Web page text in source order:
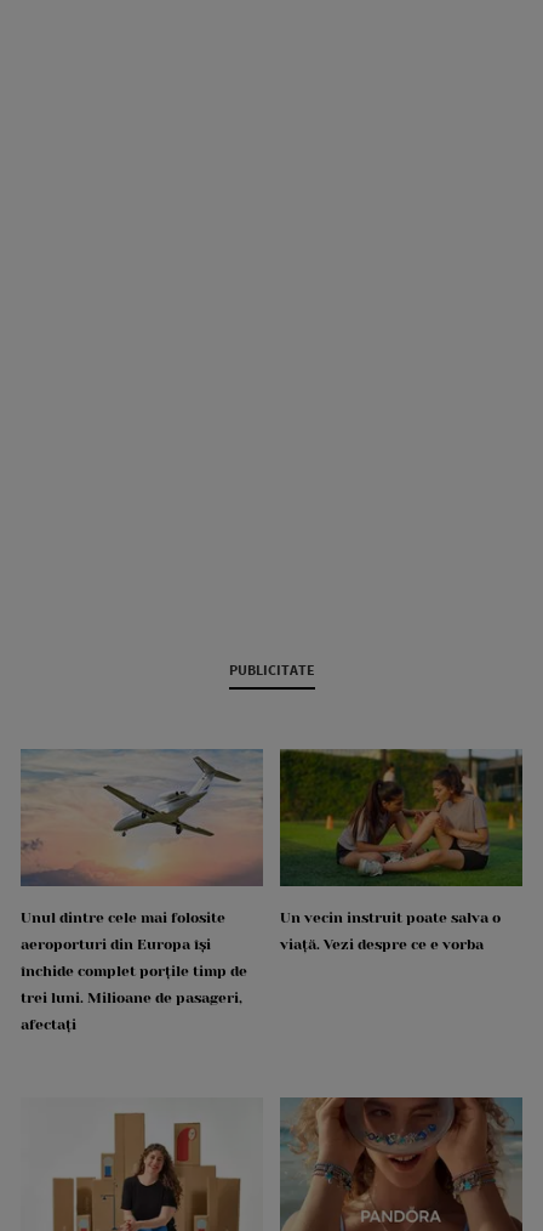
PUBLICITATE
Unul dintre cele mai folosite
aeroporturi din Europa își
închide complet porțile timp de
trei luni. Milioane de pasageri,
afectați
Un vecin instruit poate salva o
viață. Vezi despre ce e vorba